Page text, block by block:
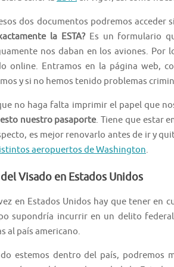
dos documentos podremos acceder
la ESTA?Es un formulario
nos daban en los aviones. Por
online. Entramos en la página web,
y si no hemos tenido problemas
no haga falta imprimir el papel que
nuestro pasaporte. Tiene que estar
es mejor renovarlo antes de ir y
aeropuertos de Washington.
Visado en Estados Unidos
en Estados Unidos hay que tener en
supondría incurrir en un delito
al país americano.
estemos dentro del país, podremos